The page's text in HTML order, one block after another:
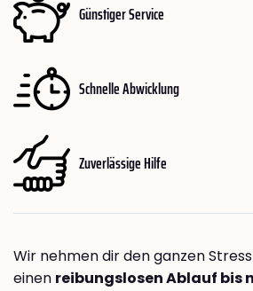
Günstiger Service
Schnelle Abwicklung
Zuverlässige Hilfe
Wir nehmen dir den ganzen
einen reibungslosen Ablauf bis